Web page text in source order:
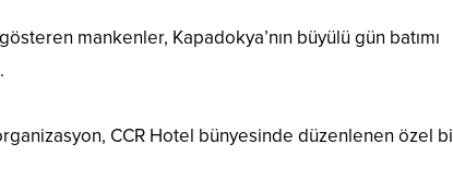
mankenler, Kapadokya’nın büyülü gün batımı
CCR Hotel bünyesinde düzenlenen özel